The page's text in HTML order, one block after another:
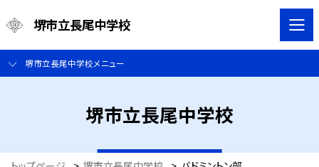
堺市立長尾中学校
堺市立長尾中学校メニュー
堺市立長尾中学校